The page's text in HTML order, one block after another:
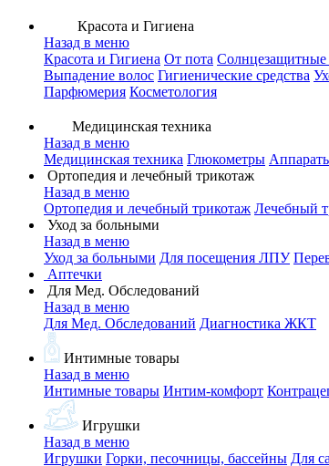
Красота и Гигиена
Назад в меню
Красота и Гигиена От пота Солнцезащитные
Выпадение волос Гигиенические средства
Парфюмерия Косметология
Медицинская техника
Назад в меню
Медицинская техника Глюкометры
Ортопедия и лечебный трикотаж
Назад в меню
Ортопедия и лечебный трикотаж Лечебный
Уход за больными
Назад в меню
Уход за больными Для посещения ЛПУ
Аптечки
Для Мед. Обследований
Назад в меню
Для Мед. Обследований Диагностика ЖКТ
Интимные товары
Назад в меню
Интимные товары Интим-комфорт
Игрушки
Назад в меню
Игрушки Горки, песочницы, бассейны Для